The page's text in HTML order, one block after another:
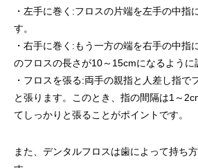
・左手に巻く:フロスの片端を左手の中指
す。
・右手に巻く:もう一方の端を右手の中指
のフロスの長さが10～15cmになるように
・フロスを張る:両手の親指と人差し指で
と張ります。このとき、指の間隔は1～
てしっかりと張ることがポイントです。
また、デンタルフロスは歯によって持ち